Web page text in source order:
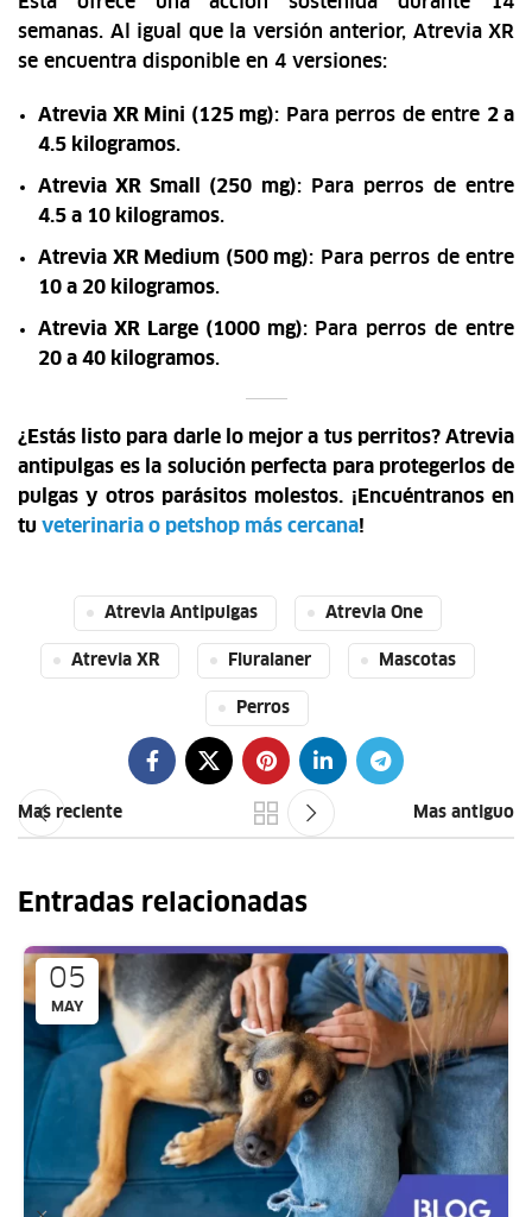
semanas. Al igual que la versión anterior, Atrevia XR
se encuentra disponible en 4 versiones:
Atrevia XR Mini (125 mg): Para perros de entre 2 a
4.5 kilogramos.
Atrevia XR Small (250 mg): Para perros de entre
4.5 a 10 kilogramos.
Atrevia XR Medium (500 mg): Para perros de entre
10 a 20 kilogramos.
Atrevia XR Large (1000 mg): Para perros de entre
20 a 40 kilogramos.
¿Estás listo para darle lo mejor a tus perritos? Atrevia
antipulgas es la solución perfecta para protegerlos de
pulgas y otros parásitos molestos. ¡Encuéntranos en
tu veterinaria o petshop más cercana!
Atrevia Antipulgas Atrevia One
Atrevia XR Fluralaner Mascotas
Perros
Mas reciente Mas antiguo
Entradas relacionadas
05
MAY